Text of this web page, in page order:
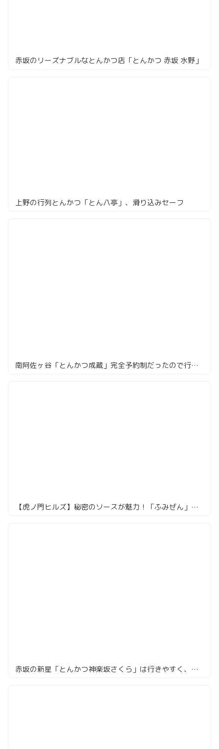
赤坂のリーズナブルなとんかつ店「とんかつ 赤坂 水野」
上野の行列とんかつ「とん八亭」、滑り込みセーフ
南阿佐ヶ谷「とんかつ成蔵」完全予約制だったので行ってみた
【虎ノ門ヒルズ】秘密のソースが魅力！「ふみぜん」でとんかつランチ
赤坂の新星「とんかつ神楽坂さくら」は行きやすく、満足度の高いとんかつ店だった